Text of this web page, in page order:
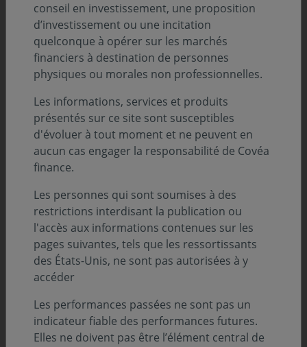
ENVIRONNEMENT ÉCONOMIQUE
05 août 2026
Environnement économique - Juillet 2026
Les banques centrales privilégient l’attentisme
PERSPECTIVES ÉCONOMIQUES ET FINANCIÈRES
05 août 2026
conseil en investissement, une proposition
d’investissement ou une incitation
quelconque à opérer sur les marchés
financiers à destination de personnes
physiques ou morales non professionnelles.
Les informations, services et produits
présentés sur ce site sont susceptibles
d'évoluer à tout moment et ne peuvent en
aucun cas engager la responsabilité de Covéa
finance.
Les personnes qui sont soumises à des
restrictions interdisant la publication ou
l'accès aux informations contenues sur les
pages suivantes, tels que les ressortissants
des États-Unis, ne sont pas autorisées à y
accéder
Les performances passées ne sont pas un
indicateur fiable des performances futures.
Elles ne doivent pas être l’élément central de